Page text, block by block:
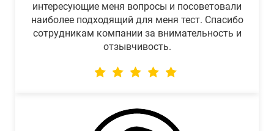
интересующие меня вопросы и посоветовали
наиболее подходящий для меня тест. Спасибо
сотрудникам компании за внимательность и
отзывчивость.